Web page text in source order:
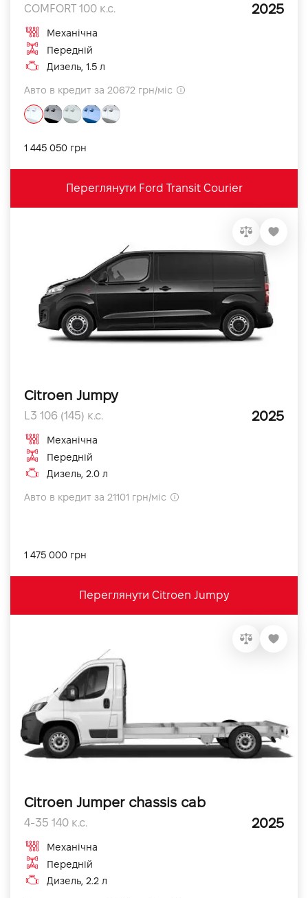
COMFORT 100 к.с. 2025
Механічна
Передній
Дизель, 1.5 л
Авто в кредит за 20672 грн/міс
1 445 050 грн
Переглянути Ford Transit Courier
Citroen Jumpy
L3 106 (145) к.с. 2025
Механічна
Передній
Дизель, 2.0 л
Авто в кредит за 21101 грн/міс
1 475 000 грн
Переглянути Citroen Jumpy
Citroen Jumper chassis cab
4-35 140 к.с. 2025
Механічна
Передній
Дизель, 2.2 л